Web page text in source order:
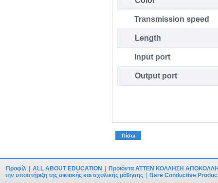
Transmission speed
Length
Input port
Output port
Πίσω
Προφίλ ALL ABOUT EDUCATION
Προϊόντα ATTEN ΚΟΛΛΗΣΗ
την υποστήριξη της οικιακής και σχολικής μάθησης
Bare Conductive